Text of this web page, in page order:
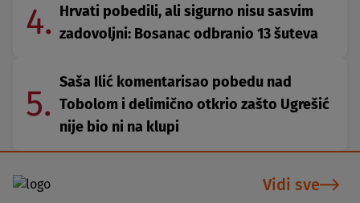
4. Hrvati pobedili, ali sigurno nisu sasvim
zadovoljni: Bosanac odbranio 13 šuteva
5.
Saša Ilić komentarisao pobedu nad
Tobolom i delimično otkrio zašto Ugrešić
nije bio ni na klupi
Vidi sve